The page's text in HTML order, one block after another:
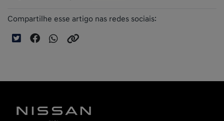
Compartilhe esse artigo nas redes sociais: